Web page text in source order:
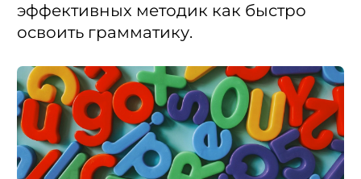
эффективных методик как быстро
освоить грамматику.